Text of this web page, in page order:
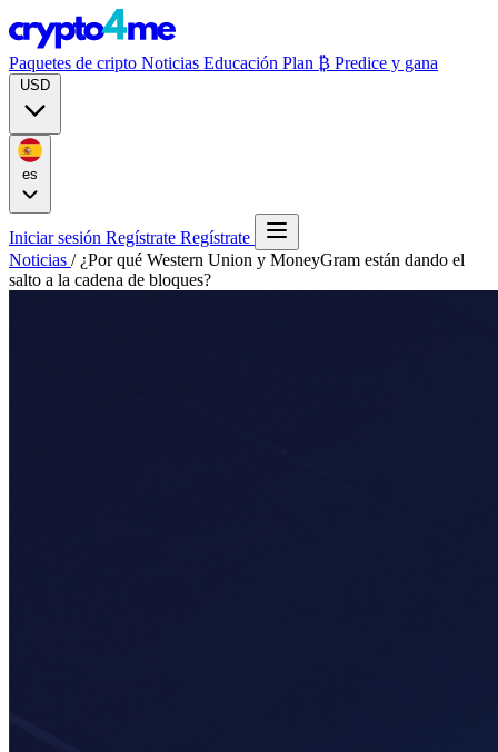
Paquetes de cripto Noticias Educación Plan ₿ Predice y gana
Iniciar sesión Regístrate Regístrate
Noticias / ¿Por qué Western Union y MoneyGram están dando el
salto a la cadena de bloques?